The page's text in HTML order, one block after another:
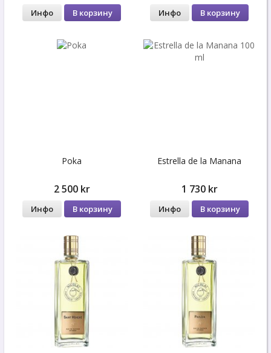
Инфо В корзину Инфо В корзину
Poka
2 500 kr
Инфо В корзину
Estrella de la Manana
1 730 kr
Инфо В корзину